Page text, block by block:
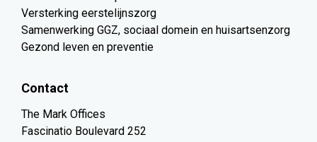
Versterking eerstelijnszorg
Samenwerking GGZ, sociaal domein en huisartsenzorg
Gezond leven en preventie
Contact
The Mark Offices
Fascinatio Boulevard 252